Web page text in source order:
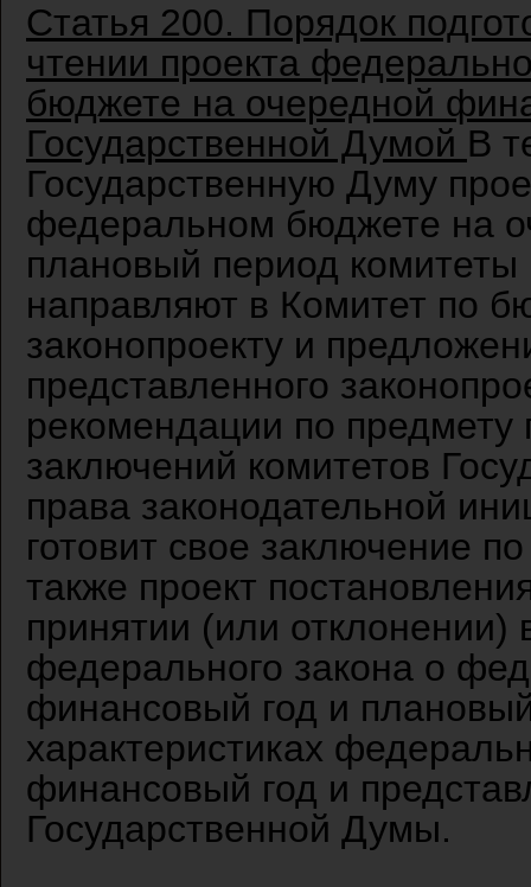
Статья 200. Порядок
чтении проекта
бюджете на очередной
Государственной Думой В
Государственную Думу
федеральном бюджете на
плановый период комитеты
направляют в Комитет по
законопроекту и
представленного
рекомендации по предмету
заключений комитетов
права законодательной
готовит свое заключение
также проект
принятии (или отклонении)
федерального закона о
финансовый год и
характеристиках
финансовый год и
Государственной Думы.